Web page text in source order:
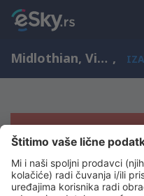
Midlothian, Virginia, Sjedinjene Američke Države ,
Žao nam je, ne
rezultate